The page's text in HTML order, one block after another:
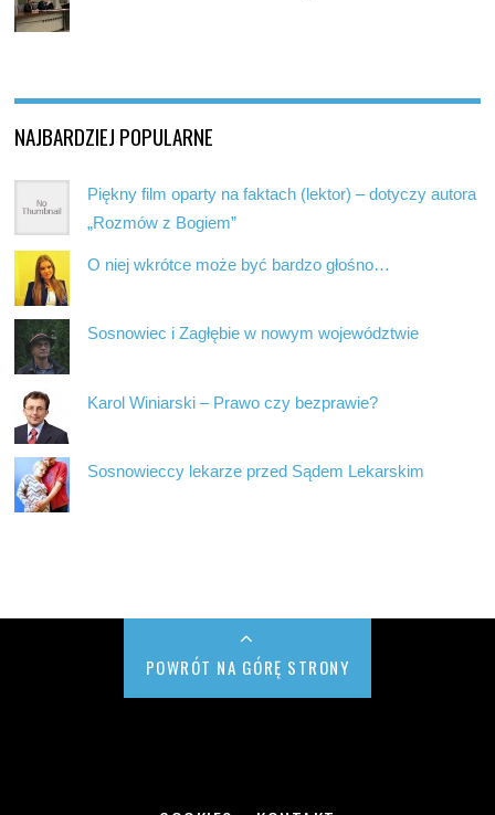
NAJBARDZIEJ POPULARNE
Piękny film oparty na faktach (lektor) – dotyczy autora
„Rozmów z Bogiem”
O niej wkrótce może być bardzo głośno…
Sosnowiec i Zagłębie w nowym województwie
Karol Winiarski – Prawo czy bezprawie?
Sosnowieccy lekarze przed Sądem Lekarskim
POWRÓT NA GÓRĘ STRONY